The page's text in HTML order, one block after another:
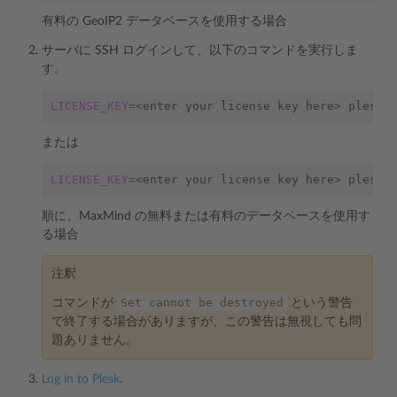
有料の GeoIP2 データベースを使用する場合
サーバに SSH ログインして、以下のコマンドを実行しま
す。
LICENSE_KEY=<enter your license key here> plesk
または
LICENSE_KEY=<enter your license key here> plesk
順に、MaxMind の無料または有料のデータベースを使用す
る場合
注釈
コマンドが Set cannot be destroyed
という警告
で終了する場合がありますが、この警告は無視しても問
題ありません。
Log in to Plesk.